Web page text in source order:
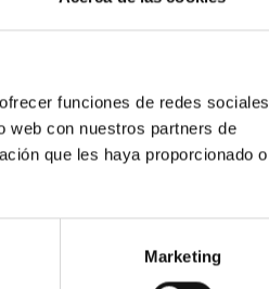
funciones de redes sociales
web con nuestros partners de
que les haya proporcionado o
Marketing